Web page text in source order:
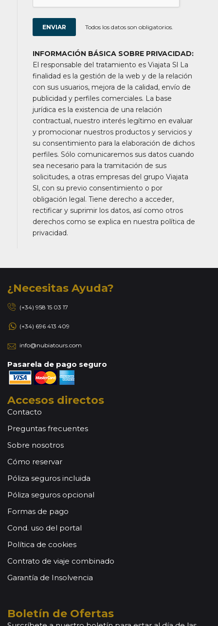
Todos los datos son obligatorios.
INFORMACIÓN BÁSICA SOBRE PRIVACIDAD:
El responsable del tratamiento es Viajata Sl La
finalidad es la gestión de la web y de la relación
con sus usuarios, mejora de la calidad, envío de
publicidad y perfiles comerciales. La base
jurídica es la existencia de una relación
contractual, nuestro interés legítimo en evaluar
y promocionar nuestros productos y servicios y
su consentimiento para la elaboración de dichos
perfiles. Sólo comunicaremos sus datos cuando
sea necesario para la tramitación de sus
solicitudes, a otras empresas del grupo Viajata
Sl, con su previo consentimiento o por
obligación legal. Tiene derecho a acceder,
rectificar y suprimir los datos, así como otros
derechos como se explica en nuestra política de
privacidad.
¿Necesitas Ayuda?
(+34) 958 15 03 17
(+34) 696 413 409
info@nubiatours.com
Pasarela de pago seguro
Accesos directos
Contacto
Preguntas frecuentes
Sobre nosotros
Cómo reservar
Póliza seguros incluida
Póliza seguros opcional
Formas de pago
Cond. uso del portal
Política de cookies
Contrato de viaje combinado
Garantía de Insolvencia
Boletín de Ofertas